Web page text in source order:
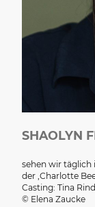
SHAOLYN
sehen wir täglich
der ‚Charlotte
Casting: Tina
© Elena Zaucke